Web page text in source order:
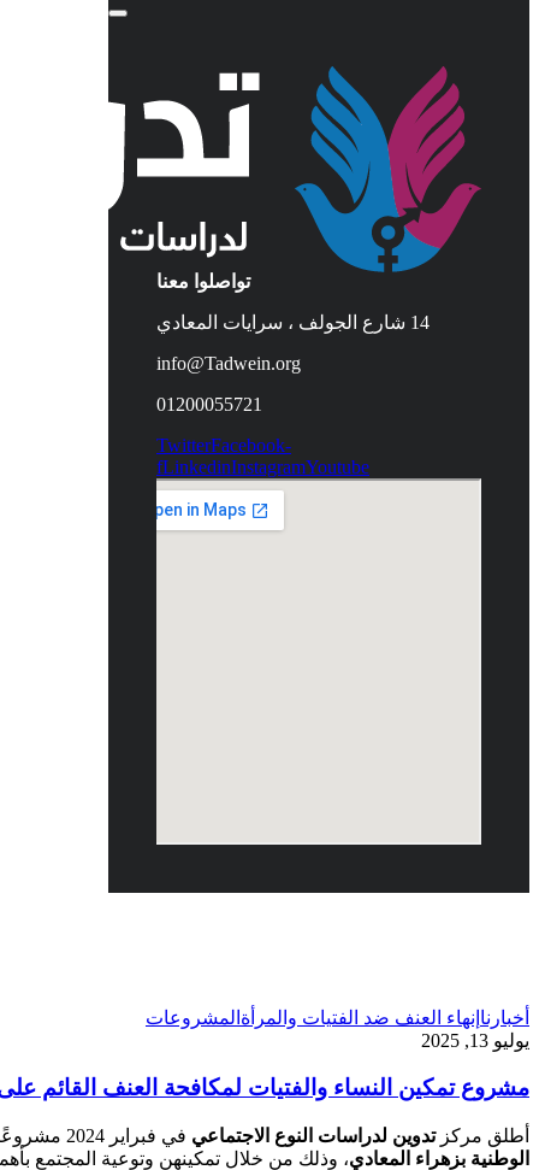
تواصلوا معنا
14 شارع الجولف ، سرايات المعادي
info@Tadwein.org
01200055721
TwitterFacebook-
fLinkedinInstagramYoutube
أخبارنا إنهاء العنف ضد الفتيات والمرأة المشروعات
يوليو 13, 2025
مشروع تمكين النساء والفتيات لمكافحة العنف القائم
أطلق مركزتدوين لدراسات النوع الاجتماعي في فبراير 2024 مشروعًا جديدًا يهدف إلى
الوطنية بزهراء المعادي، وذلك من خلال تمكينهن وتوعية المجتمع